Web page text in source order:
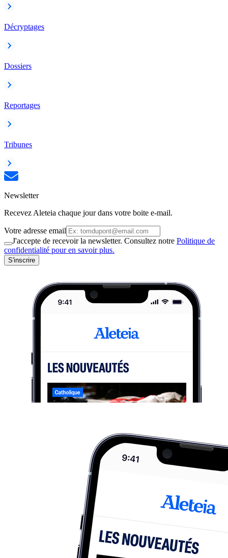
Décryptages
Dossiers
Reportages
Tribunes
Newsletter
Recevez Aleteia chaque jour dans votre boite e-mail.
Votre adresse email
J'accepte de recevoir la newsletter. Consultez notre Politique de
confidentialité pour en savoir plus.
S'inscrire